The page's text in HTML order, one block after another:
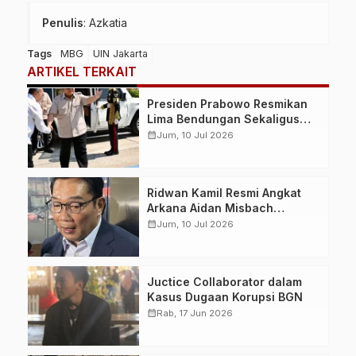
Penulis: Azkatia
Tags MBG UIN Jakarta
ARTIKEL TERKAIT
Presiden Prabowo Resmikan
Lima Bendungan Sekaligus
dari NTB, Perkuat Ketahanan
calendar_monthJum, 10 Jul 2026
Ridwan Kamil Resmi Angkat
Arkana Aidan Misbach
sebagai Anak, Permohonan
calendar_monthJum, 10 Jul 2026
Juctice Collaborator dalam
Kasus Dugaan Korupsi BGN
calendar_monthRab, 17 Jun 2026